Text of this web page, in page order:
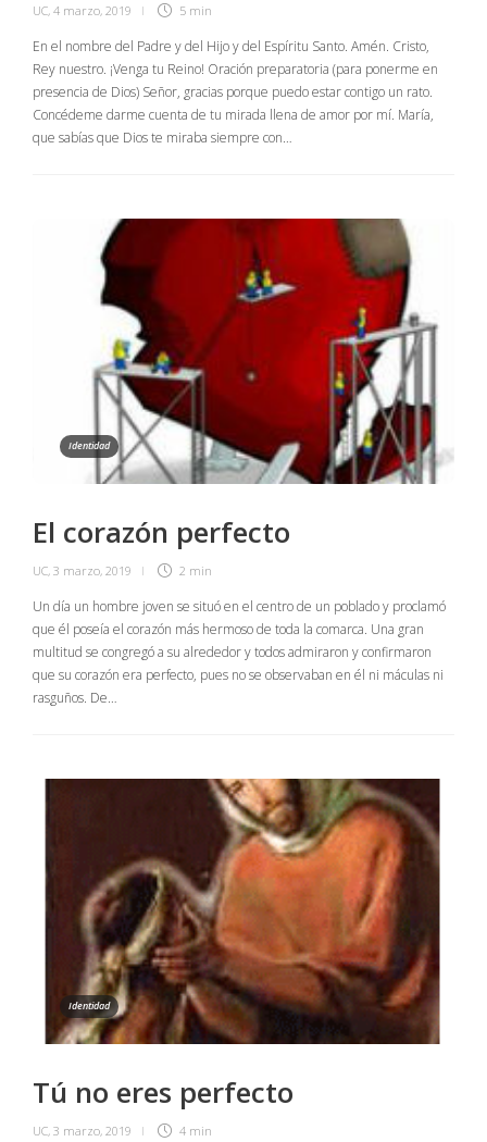
UC, 4 marzo, 2019 5 min
En el nombre del Padre y del Hijo y del Espíritu Santo. Amén. Cristo,
Rey nuestro. ¡Venga tu Reino! Oración preparatoria (para ponerme en
presencia de Dios) Señor, gracias porque puedo estar contigo un rato.
Concédeme darme cuenta de tu mirada llena de amor por mí. María,
que sabías que Dios te miraba siempre con…
Identidad
El corazón perfecto
UC, 3 marzo, 2019 2 min
Un día un hombre joven se situó en el centro de un poblado y proclamó
que él poseía el corazón más hermoso de toda la comarca. Una gran
multitud se congregó a su alrededor y todos admiraron y confirmaron
que su corazón era perfecto, pues no se observaban en él ni máculas ni
rasguños. De…
Identidad
Tú no eres perfecto
UC, 3 marzo, 2019 4 min